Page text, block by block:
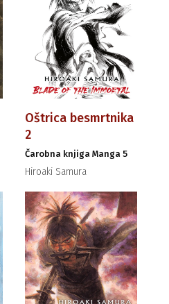
Oštrica besmrtnika
2
Čarobna knjiga Manga 5
Hiroaki Samura